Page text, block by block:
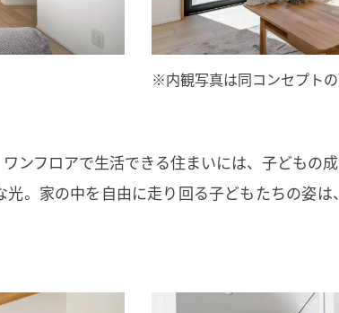
※内観写真は同コンセプト
ンフロアで生活できる住まいには、子どもの
。家の中を自由に走り回る子どもたちの姿